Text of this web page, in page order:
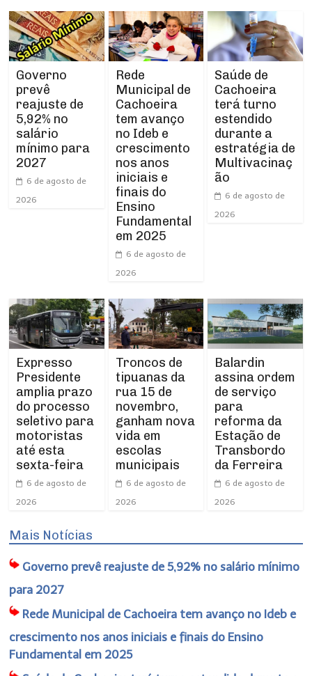
Governo
prevê
reajuste de
5,92% no
salário
mínimo para
2027
6 de agosto de
2026
Rede
Municipal de
Cachoeira
tem avanço
no Ideb e
crescimento
nos anos
iniciais e
finais do
Ensino
Fundamental
em 2025
6 de agosto de
2026
Saúde de
Cachoeira
terá turno
estendido
durante a
estratégia de
Multivacinaç
ão
6 de agosto de
2026
Expresso
Presidente
amplia prazo
do processo
seletivo para
motoristas
até esta
sexta-feira
6 de agosto de
2026
Troncos de
tipuanas da
rua 15 de
novembro,
ganham nova
vida em
escolas
municipais
6 de agosto de
2026
Balardin
assina ordem
de serviço
para
reforma da
Estação de
Transbordo
da Ferreira
6 de agosto de
2026
Mais Notícias
Governo prevê reajuste de 5,92% no salário mínimo
para 2027
Rede Municipal de Cachoeira tem avanço no Ideb e
crescimento nos anos iniciais e finais do Ensino
Fundamental em 2025